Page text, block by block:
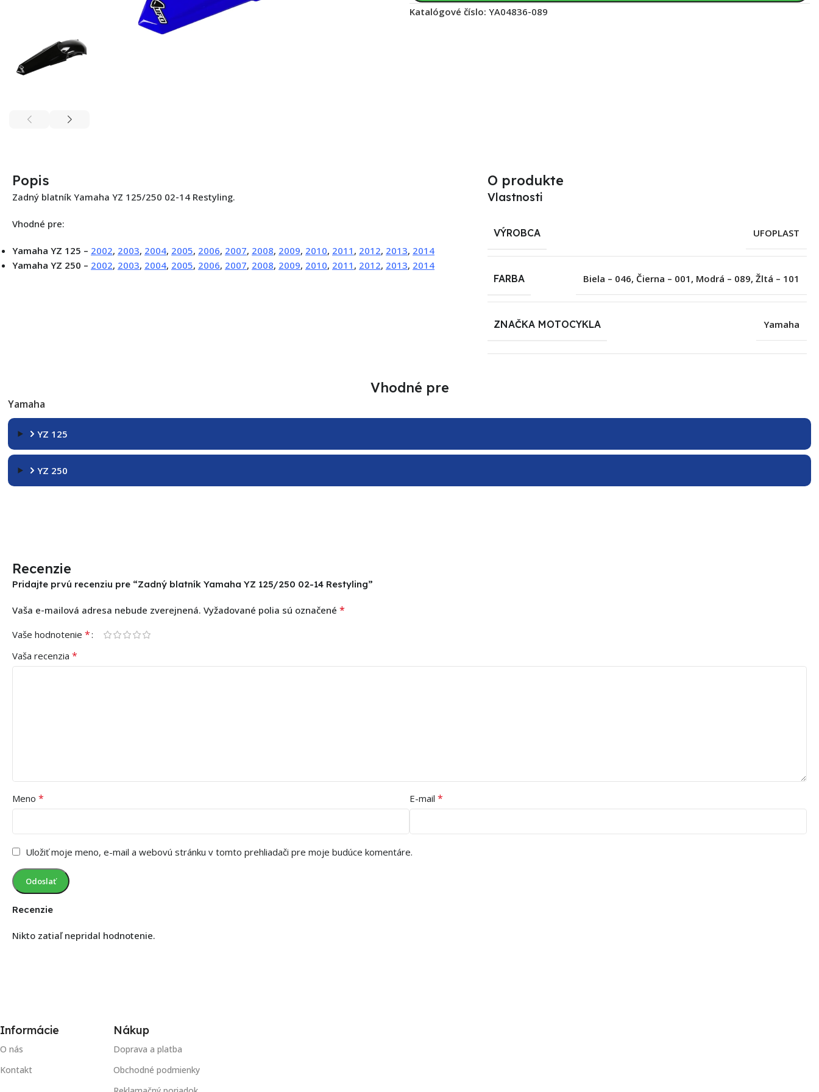
Katalógové číslo: YA04836-089
Popis
Zadný blatník Yamaha YZ 125/250 02-14 Restyling.
Vhodné pre:
Yamaha YZ 125 – 2002, 2003, 2004, 2005, 2006, 2007, 2008, 2009, 2010, 2011 , 2012, 2013, 2014
Yamaha YZ 250 – 2002, 2003, 2004, 2005, 2006, 2007, 2008, 2009, 2010, 2011 , 2012, 2013, 2014
O produkte
Vlastnosti
VÝROBCA UFOPLAST
FARBA Biela – 046, Čierna – 001 , Modrá – 089, Žltá – 101
ZNAČKA MOTOCYKLA Yamaha
Vhodné pre
Yamaha
YZ 125
YZ 250
Recenzie
Recenzie
Nikto zatiaľ nepridal hodnotenie.
Pridajte prvú recenziu pre “Zadný blatník Yamaha YZ 125/250 02-14 Restyling”
Vaša e-mailová adresa nebude zverejnená. Vyžadované polia sú označené *
Vaše hodnotenie *
Vaša recenzia *
Meno * E-mail *
Uložiť moje meno, e-mail a webovú stránku v tomto prehliadači pre moje budúce komentáre.
Informácie
O nás
Kontakt
Nákup
Doprava a platba
Obchodné podmienky